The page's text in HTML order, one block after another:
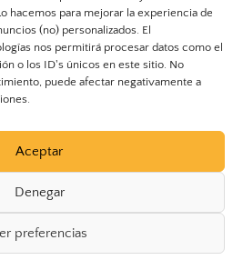
hacemos para mejorar la experiencia de
(no) personalizados. El
nos permitirá procesar datos como el
o los ID's únicos en este sitio. No
puede afectar negativamente a
Aceptar
Denegar
preferencias